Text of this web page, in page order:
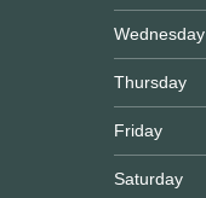
Wednesday
Thursday
Friday
Saturday